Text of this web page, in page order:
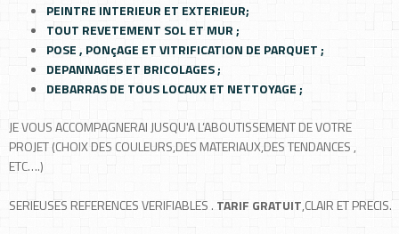
PEINTRE INTERIEUR ET EXTERIEUR;
TOUT REVETEMENT SOL ET MUR ;
POSE , PONçAGE ET VITRIFICATION DE PARQUET ;
DEPANNAGES ET BRICOLAGES ;
DEBARRAS DE TOUS LOCAUX ET NETTOYAGE ;
JE VOUS ACCOMPAGNERAI JUSQU'A L’ABOUTISSEMENT DE VOTRE
PROJET (CHOIX DES COULEURS,DES MATERIAUX,DES TENDANCES ,
ETC….)
SERIEUSES REFERENCES VERIFIABLES . TARIF GRATUIT,CLAIR ET PRECIS.